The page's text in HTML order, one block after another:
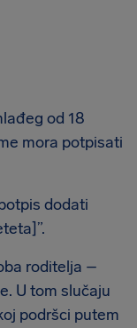
od 18
mora potpisati
dodati
roditelja –
U tom slučaju
podršci putem